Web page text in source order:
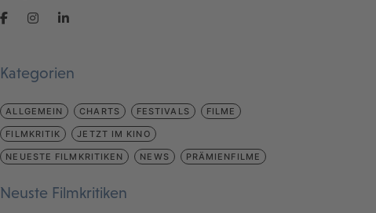
Kategorien
ALLGEMEIN CHARTS FESTIVALS FILME
FILMKRITIK JETZT IM KINO
NEUESTE FILMKRITIKEN NEWS PRÄMIENFILME
Neuste Filmkritiken